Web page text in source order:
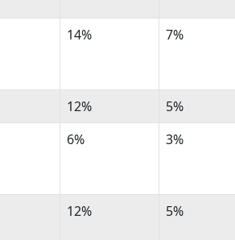
14% 7%
12% 5%
6% 3%
12% 5%